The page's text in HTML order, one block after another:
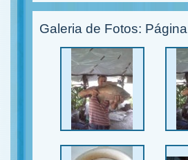
Galeria de Fotos: Página